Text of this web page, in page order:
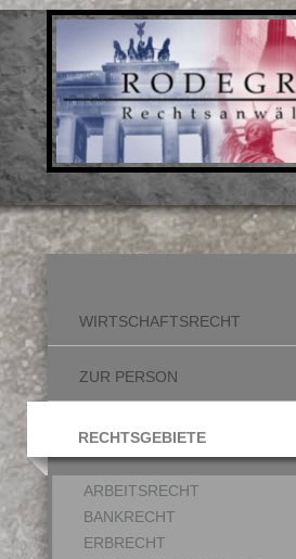
WIRTSCHAFTSRECHT
ZUR PERSON
RECHTSGEBIETE
ARBEITSRECHT
BANKRECHT
ERBRECHT